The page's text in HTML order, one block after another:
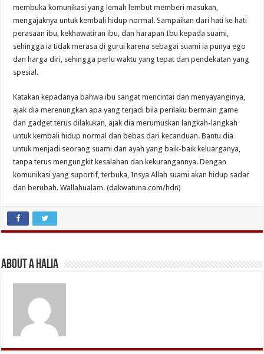
membuka komunikasi yang lemah lembut memberi masukan,
mengajaknya untuk kembali hidup normal. Sampaikan dari hati ke hati
perasaan ibu, kekhawatiran ibu, dan harapan Ibu kepada suami,
sehingga ia tidak merasa di gurui karena sebagai suami ia punya ego
dan harga diri, sehingga perlu waktu yang tepat dan pendekatan yang
spesial.
Katakan kepadanya bahwa ibu sangat mencintai dan menyayanginya,
ajak dia merenungkan apa yang terjadi bila perilaku bermain game
dan gadget terus dilakukan, ajak dia merumuskan langkah-langkah
untuk kembali hidup normal dan bebas dari kecanduan. Bantu dia
untuk menjadi seorang suami dan ayah yang baik-baik keluarganya,
tanpa terus mengungkit kesalahan dan kekurangannya. Dengan
komunikasi yang suportif, terbuka, Insya Allah suami akan hidup sadar
dan berubah. Wallahualam. (dakwatuna.com/hdn)
About A Halia